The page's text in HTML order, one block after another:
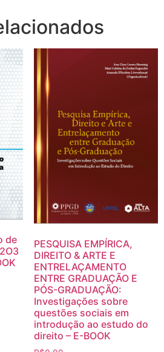
de
PESQUISA EMPÍRICA,
DIREITO & ARTE E
ENTRELAÇAMENTO
ENTRE GRADUAÇÃO E
PÓS-GRADUAÇÃO:
Investigações sobre
questões sociais em
introdução ao estudo do
direito – E-BOOK